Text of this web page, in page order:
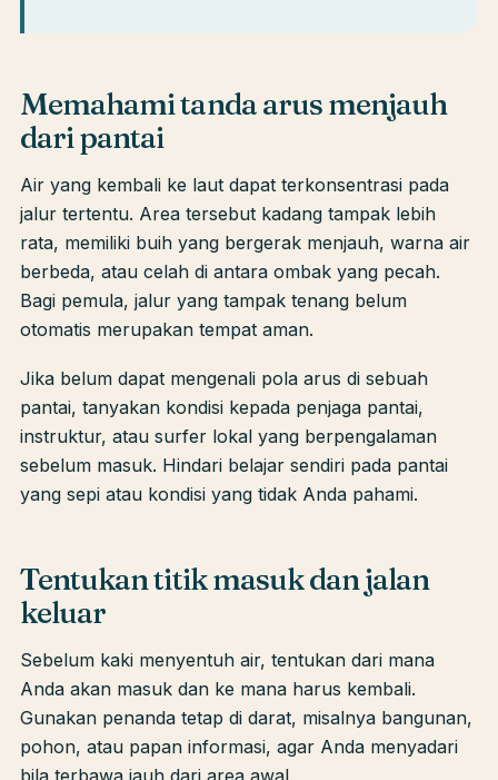
Memahami tanda arus menjauh
dari pantai
Air yang kembali ke laut dapat terkonsentrasi pada
jalur tertentu. Area tersebut kadang tampak lebih
rata, memiliki buih yang bergerak menjauh, warna air
berbeda, atau celah di antara ombak yang pecah.
Bagi pemula, jalur yang tampak tenang belum
otomatis merupakan tempat aman.
Jika belum dapat mengenali pola arus di sebuah
pantai, tanyakan kondisi kepada penjaga pantai,
instruktur, atau surfer lokal yang berpengalaman
sebelum masuk. Hindari belajar sendiri pada pantai
yang sepi atau kondisi yang tidak Anda pahami.
Tentukan titik masuk dan jalan
keluar
Sebelum kaki menyentuh air, tentukan dari mana
Anda akan masuk dan ke mana harus kembali.
Gunakan penanda tetap di darat, misalnya bangunan,
pohon, atau papan informasi, agar Anda menyadari
bila terbawa jauh dari area awal.